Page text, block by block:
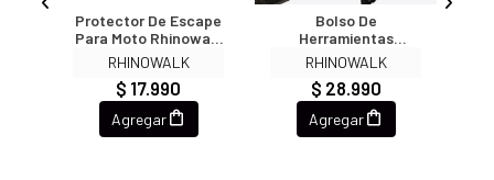
Protector De Escape
Para Moto Rhinowalk
MTR004
RHINOWALK
$ 17.990
Agregar
Bolso De
Herramientas
Portatil Rhinowalk
Mt103bk
RHINOWALK
$ 28.990
Agregar